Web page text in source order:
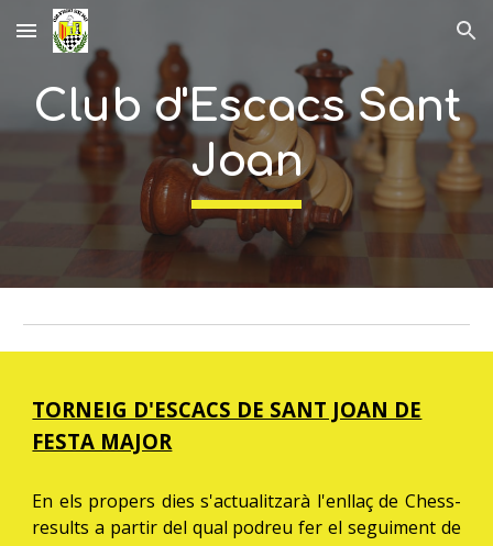
Skip to main content Skip to navigation
Club d'Escacs Sant
Joan
TORNEIG D'ESCACS DE SANT JOAN DE
FESTA MAJOR
En els propers dies s'actualitzarà l'enllaç de Chess-
results a partir del qual podreu fer el seguiment de